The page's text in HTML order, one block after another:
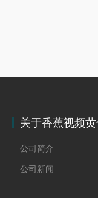
关于香蕉视频
公司简介
公司新闻